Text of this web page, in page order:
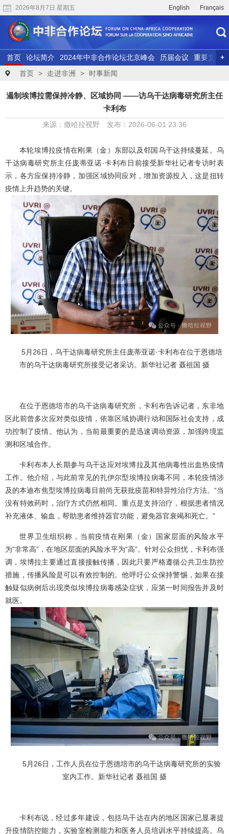
2026年8月7日 星期五 English Français
首页 论坛简介 2024年中非合作论坛北京峰会 历届会议
重要文献
联合研究
精彩视频
首页 > 走进非洲 > 时事新闻
遏制埃博拉需保持冷静、区域协同 ——访乌干达病毒研究所主任
卡利布
来源：撒哈拉视野 发布：2026-06-01 23:36
本轮埃博拉疫情在刚果（金）东部以及邻国乌干达持续蔓延。乌
干达病毒研究所主任庞蒂亚诺·卡利布日前接受新华社记者专访时表
示，各方应保持冷静，加强区域协同应对，增加资源投入，这是扭转
疫情上升趋势的关键。
5月26日，乌干达病毒研究所主任庞蒂亚诺·卡利布在位于恩德培
市的乌干达病毒研究所接受记者采访。新华社记者 聂祖国 摄
在位于恩德培市的乌干达病毒研究所，卡利布告诉记者，东非地
区此前曾多次应对类似疫情，依靠区域协调行动和国际社会支持，成
功控制了疫情。他认为，当前最重要的是迅速调动资源，加强跨境监
测和区域合作。
卡利布本人长期参与乌干达应对埃博拉及其他病毒性出血热疫情
工作。他介绍，与此前常见的扎伊尔型埃博拉病毒不同，本轮疫情涉
及的本迪布焦型埃博拉病毒目前尚无获批疫苗和特异性治疗方法。“当
没有特效药时，治疗方式仍然相同。重点是支持治疗，根据患者情况
补充液体、输血，帮助患者维持器官功能，避免器官衰竭和死亡。”
世界卫生组织称，当前疫情在刚果（金）国家层面的风险水平
为“非常高”，在地区层面的风险水平为“高”。针对公众担忧，卡利布强
调，埃博拉主要通过直接接触传播，因此只要严格遵循公共卫生防控
措施，传播风险是可以有效控制的。他呼吁公众保持警惕，如果在接
触疑似病例后出现类似埃博拉病毒感染症状，应第一时间报告并及时
就医。
5月26日，工作人员在位于恩德培市的乌干达病毒研究所的实验
室内工作。新华社记者 聂祖国 摄
卡利布说，经过多年建设，包括乌干达在内的地区国家已显著提
升疫情防控能力，实验室检测能力和医务人员培训水平持续提高。乌